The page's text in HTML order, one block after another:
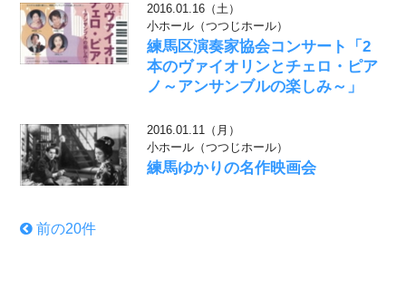
2016.01.16（土）
小ホール（つつじホール）
練馬区演奏家協会コンサート「2
本のヴァイオリンとチェロ・ピア
ノ～アンサンブルの楽しみ～」
2016.01.11（月）
小ホール（つつじホール）
練馬ゆかりの名作映画会
前の20件